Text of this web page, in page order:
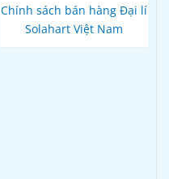
Chính sách bán hàng Đại lí
Solahart Việt Nam